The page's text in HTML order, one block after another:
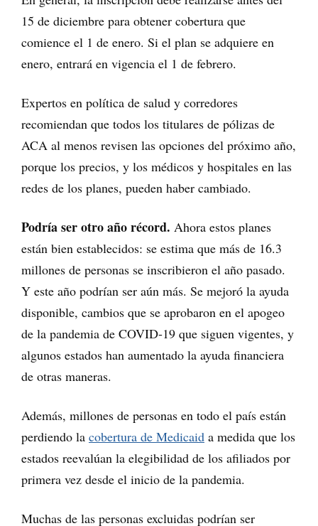
15 de diciembre para obtener cobertura que
comience el 1 de enero. Si el plan se adquiere en
enero, entrará en vigencia el 1 de febrero.
Expertos en política de salud y corredores
recomiendan que todos los titulares de pólizas de
ACA al menos revisen las opciones del próximo año,
porque los precios, y los médicos y hospitales en las
redes de los planes, pueden haber cambiado.
Podría ser otro año récord. Ahora estos planes
están bien establecidos: se estima que más de 16.3
millones de personas se inscribieron el año pasado.
Y este año podrían ser aún más. Se mejoró la ayuda
disponible, cambios que se aprobaron en el apogeo
de la pandemia de COVID-19 que siguen vigentes, y
algunos estados han aumentado la ayuda financiera
de otras maneras.
Además, millones de personas en todo el país están
perdiendo la cobertura de Medicaid a medida que los
estados reevalúan la elegibilidad de los afiliados por
primera vez desde el inicio de la pandemia.
Muchas de las personas excluidas podrían ser